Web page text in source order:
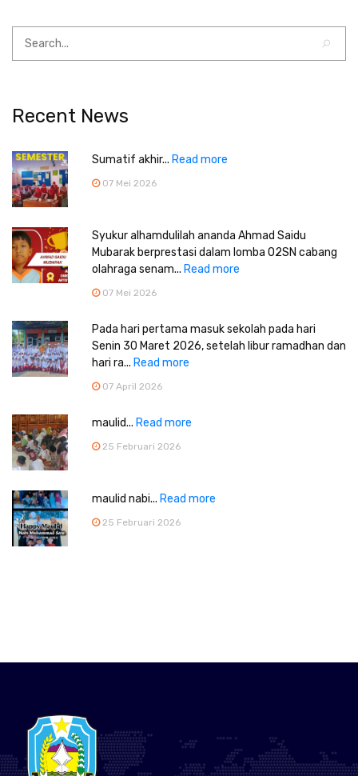
Recent News
Sumatif akhir... Read more
07 Mei 2026
Syukur alhamdulilah ananda Ahmad Saidu
Mubarak berprestasi dalam lomba O2SN cabang
olahraga senam... Read more
07 Mei 2026
Pada hari pertama masuk sekolah pada hari
Senin 30 Maret 2026, setelah libur ramadhan dan
hari ra... Read more
07 April 2026
maulid... Read more
25 Februari 2026
maulid nabi... Read more
25 Februari 2026